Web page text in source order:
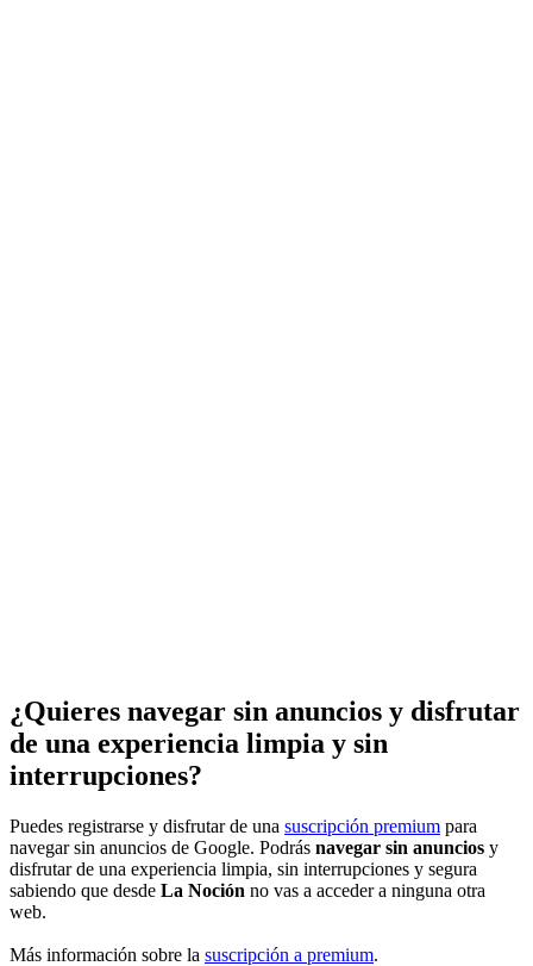
¿Quieres navegar sin anuncios y disfrutar
de una experiencia limpia y sin
interrupciones?
Puedes registrarse y disfrutar de una suscripción premium para
navegar sin anuncios de Google. Podrás navegar sin anuncios y
disfrutar de una experiencia limpia, sin interrupciones y segura
sabiendo que desde La Noción no vas a acceder a ninguna otra
web.
Más información sobre la suscripción a premium.